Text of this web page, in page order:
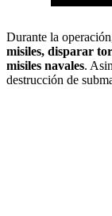
Durante la
misiles, disparar
misiles navales.
destrucción de